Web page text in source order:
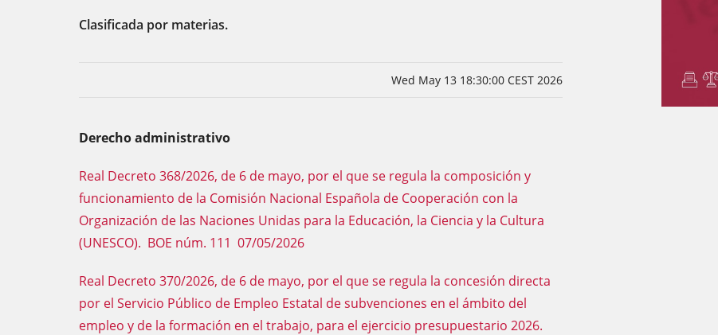
Clasificada por materias.
Wed May 13 18:30:00 CEST 2026
Derecho administrativo
Real Decreto 368/2026, de 6 de mayo, por el que se regula la composición y
funcionamiento de la Comisión Nacional Española de Cooperación con la
Organización de las Naciones Unidas para la Educación, la Ciencia y la Cultura
(UNESCO). BOE núm. 111 07/05/2026
Real Decreto 370/2026, de 6 de mayo, por el que se regula la concesión directa
por el Servicio Público de Empleo Estatal de subvenciones en el ámbito del
empleo y de la formación en el trabajo, para el ejercicio presupuestario 2026.